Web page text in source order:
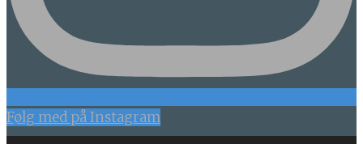
Følg med på Instagram